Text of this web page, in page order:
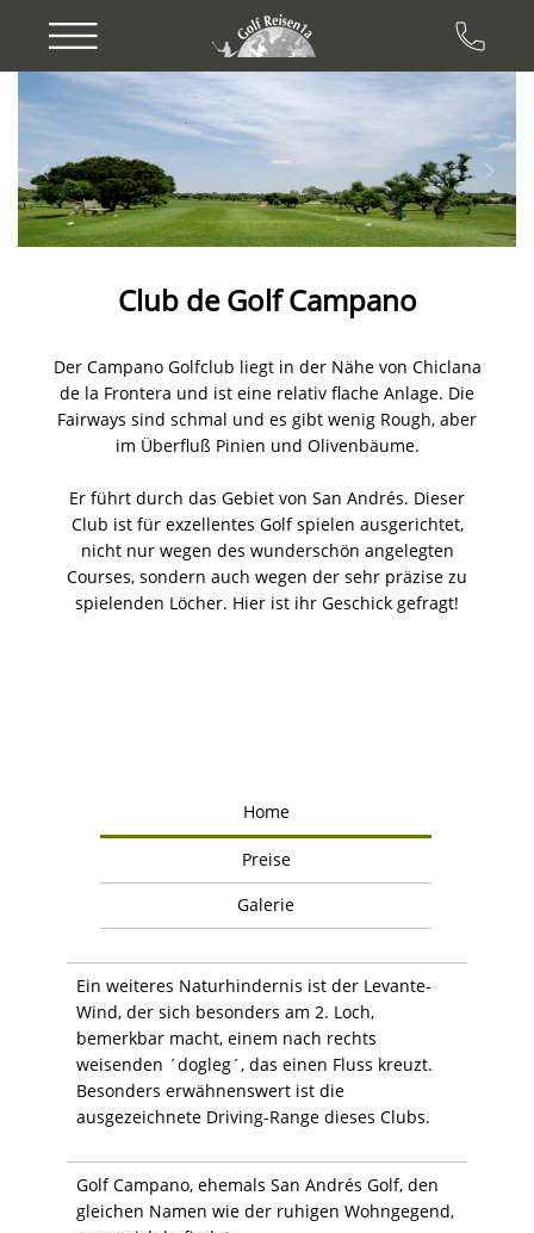
Previous Next
Club de Golf Campano
Der Campano Golfclub liegt in der Nähe von Chiclana
de la Frontera und ist eine relativ flache Anlage. Die
Fairways sind schmal und es gibt wenig Rough, aber
im Überfluß Pinien und Olivenbäume.
Er führt durch das Gebiet von San Andrés. Dieser
Club ist für exzellentes Golf spielen ausgerichtet,
nicht nur wegen des wunderschön angelegten
Courses, sondern auch wegen der sehr präzise zu
spielenden Löcher. Hier ist ihr Geschick gefragt!
Home
Preise
Galerie
Ein weiteres Naturhindernis ist der Levante-
Wind, der sich besonders am 2. Loch,
bemerkbar macht, einem nach rechts
weisenden ´dogleg´, das einen Fluss kreuzt.
Besonders erwähnenswert ist die
ausgezeichnete Driving-Range dieses Clubs.
Golf Campano, ehemals San Andrés Golf, den
gleichen Namen wie der ruhigen Wohngegend,